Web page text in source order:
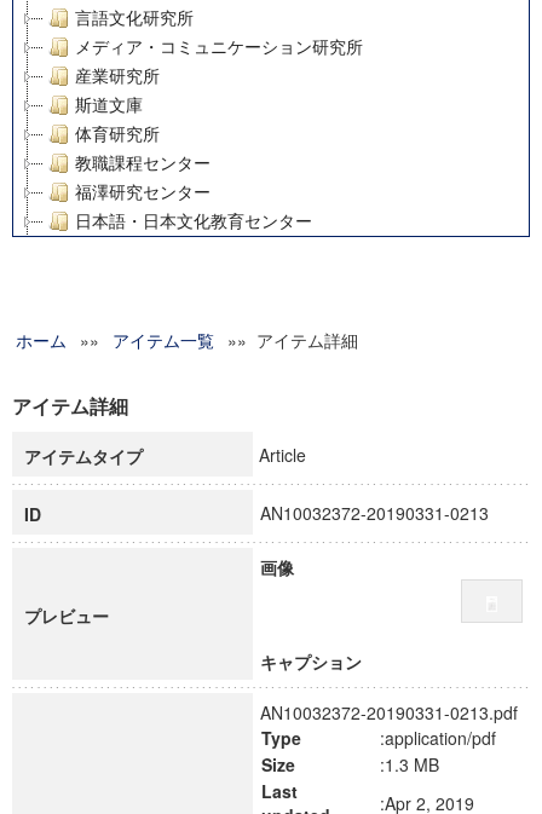
言語文化研究所
メディア・コミュニケーション研究所
産業研究所
斯道文庫
体育研究所
教職課程センター
福澤研究センター
日本語・日本文化教育センター
グローバルリサーチインスティテュート
科学研究費補助金研究成果報告書
慶應義塾大学グローバルCOEプログラム市民社会ガバナンス
慶應義塾大学グローバルCOEプログラム論理と感性の先端的
博士課程教育リーディングプログラム「超成熟社会発展のサ
学術雑誌掲載論文等(8)
ホーム »» アイテム一覧 »» アイテム詳細
アイテム詳細
アイテムタイプ Article
ID AN10032372-20190331-0213
プレビュー
画像
キャプション
AN10032372-20190331-0213.pdf
Type
:application/pdf
Size
:1.3 MB
Last
:Apr 2, 2019